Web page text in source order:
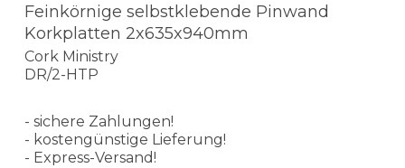
Feinkörnige selbstklebende Pinwand
Korkplatten 2x635x940mm
Cork Ministry
DR/2-HTP
- sichere Zahlungen!
- kostengünstige Lieferung!
- Express-Versand!